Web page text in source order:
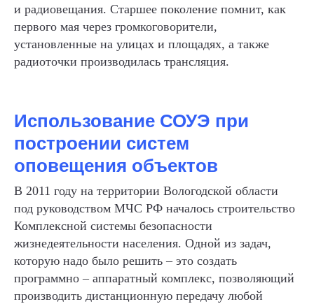
и радиовещания. Старшее поколение помнит, как
первого мая через громкоговорители,
установленные на улицах и площадях, а также
радиоточки производилась трансляция.
Использование СОУЭ при
построении систем
оповещения объектов
В 2011 году на территории Вологодской области
под руководством МЧС РФ началось строительство
Комплексной системы безопасности
жизнедеятельности населения. Одной из задач,
которую надо было решить – это создать
программно – аппаратный комплекс, позволяющий
производить дистанционную передачу любой